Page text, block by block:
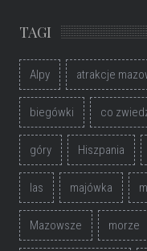
TAGI
Alpy atrakcje
biegówki co
góry Hiszpania
las majówka
Mazowsze morze